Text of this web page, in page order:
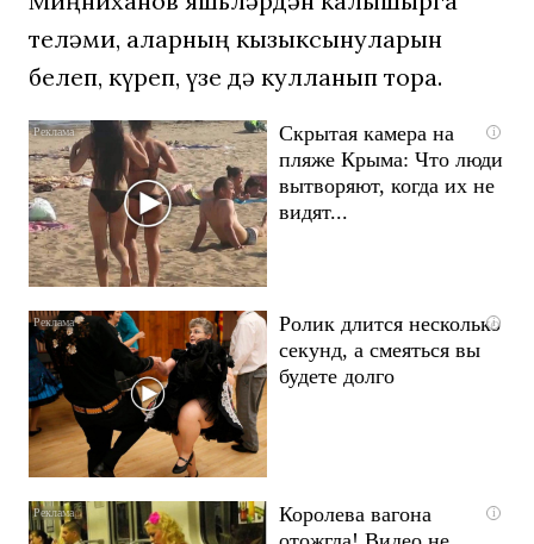
теләми, аларның кызыксынуларын
белеп, күреп, үзе дә кулланып тора.
i
Скрытая камера на
пляже Крыма: Что люди
вытворяют, когда их не
видят...
i
Ролик длится несколько
секунд, а смеяться вы
будете долго
i
Королева вагона